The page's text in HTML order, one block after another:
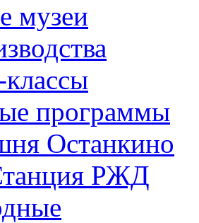
музеи
программы
Останкино
РЖД